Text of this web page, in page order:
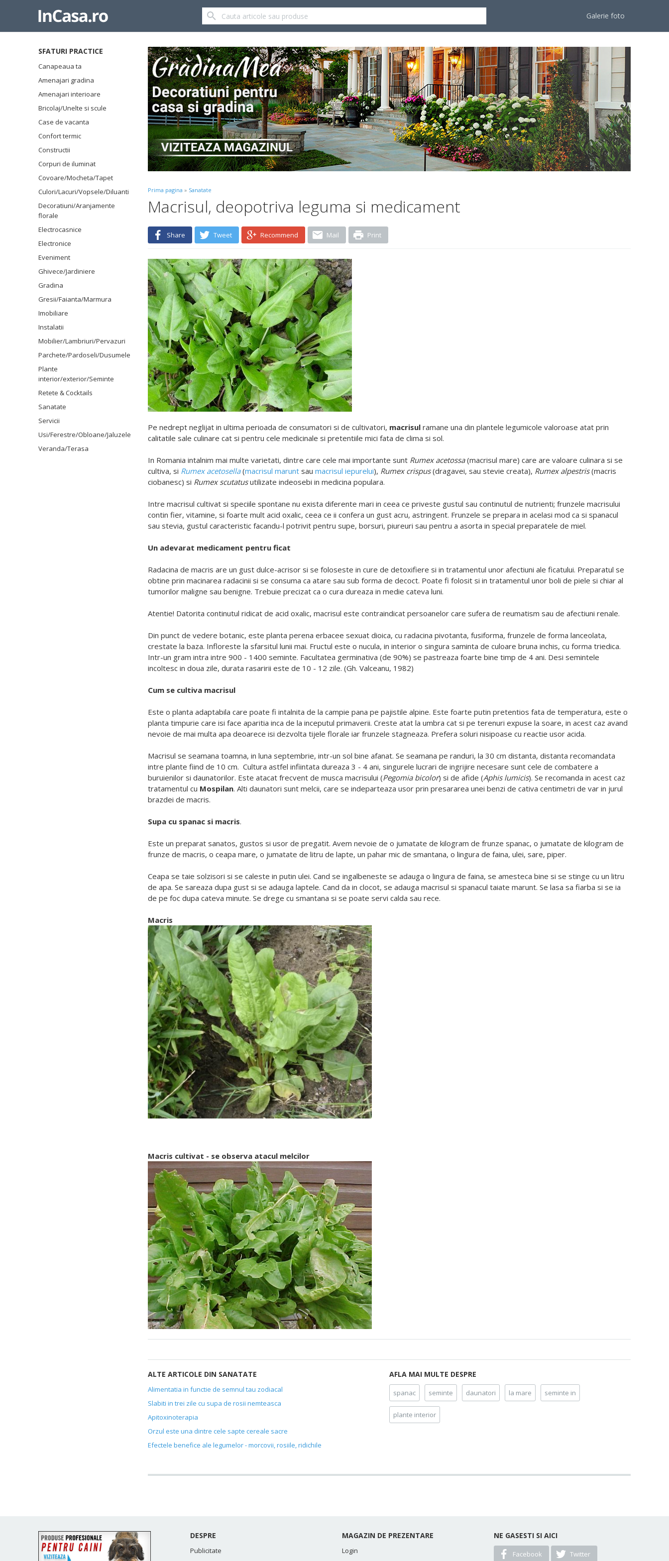
Galerie foto
SFATURI PRACTICE
Canapeaua ta
Amenajari gradina
Amenajari interioare
Bricolaj/Unelte si scule
Case de vacanta
Confort termic
Constructii
Corpuri de iluminat
Covoare/Mocheta/Tapet
Culori/Lacuri/Vopsele/Diluanti
Decoratiuni/Aranjamente
florale
Electrocasnice
Electronice
Eveniment
Ghivece/Jardiniere
Gradina
Gresii/Faianta/Marmura
Imobiliare
Instalatii
Mobilier/Lambriuri/Pervazuri
Parchete/Pardoseli/Dusumele
Plante
interior/exterior/Seminte
Retete & Cocktails
Sanatate
Servicii
Usi/Ferestre/Obloane/Jaluzele
Veranda/Terasa
Prima pagina » Sanatate
Macrisul, deopotriva leguma si medicament
Share Tweet Recommend Mail Print
Pe nedrept neglijat in ultima perioada de consumatori si de cultivatori, macrisul ramane una din plantele legumicole valoroase atat prin
calitatile sale culinare cat si pentru cele medicinale si pretentiile mici fata de clima si sol.
In Romania intalnim mai multe varietati, dintre care cele mai importante sunt Rumex acetossa(macrisul mare) care are valoare culinara si se
cultiva, si Rumex acetosella(macrisul marunt sau macrisul iepurelui), Rumex crispus(dragavei, sau stevie creata), Rumex alpestris(macris
ciobanesc) si Rumex scutatusutilizate indeosebi in medicina populara.
Intre macrisul cultivat si speciile spontane nu exista diferente mari in ceea ce priveste gustul sau continutul de nutrienti; frunzele macrisului
contin fier, vitamine, si foarte mult acid oxalic, ceea ce ii confera un gust acru, astringent. Frunzele se prepara in acelasi mod ca si spanacul
sau stevia, gustul caracteristic facandu-l potrivit pentru supe, borsuri, piureuri sau pentru a asorta in special preparatele de miel.
Un adevarat medicament pentru ficat
Radacina de macris are un gust dulce-acrisor si se foloseste in cure de detoxifiere si in tratamentul unor afectiuni ale ficatului. Preparatul se
obtine prin macinarea radacinii si se consuma ca atare sau sub forma de decoct. Poate fi folosit si in tratamentul unor boli de piele si chiar al
tumorilor maligne sau benigne. Trebuie precizat ca o cura dureaza in medie cateva luni.
Atentie! Datorita continutul ridicat de acid oxalic, macrisul este contraindicat persoanelor care sufera de reumatism sau de afectiuni renale.
Din punct de vedere botanic, este planta perena erbacee sexuat dioica, cu radacina pivotanta, fusiforma, frunzele de forma lanceolata,
crestate la baza. Infloreste la sfarsitul lunii mai. Fructul este o nucula, in interior o singura saminta de culoare bruna inchis, cu forma triedica.
Intr-un gram intra intre 900 - 1400 seminte. Facultatea germinativa (de 90%) se pastreaza foarte bine timp de 4 ani. Desi semintele
incoltesc in doua zile, durata rasaririi este de 10 - 12 zile. (Gh. Valceanu, 1982)
Cum se cultiva macrisul
Este o planta adaptabila care poate fi intalnita de la campie pana pe pajistile alpine. Este foarte putin pretentios fata de temperatura, este o
planta timpurie care isi face aparitia inca de la inceputul primaverii. Creste atat la umbra cat si pe terenuri expuse la soare, in acest caz avand
nevoie de mai multa apa deoarece isi dezvolta tijele florale iar frunzele stagneaza. Prefera soluri nisipoase cu reactie usor acida.
Macrisul se seamana toamna, in luna septembrie, intr-un sol bine afanat. Se seamana pe randuri, la 30 cm distanta, distanta recomandata
intre plante fiind de 10 cm. Cultura astfel infiintata dureaza 3 - 4 ani, singurele lucrari de ingrijire necesare sunt cele de combatere a
buruienilor si daunatorilor. Este atacat frecvent de musca macrisului (Pegomia bicolor) si de afide (Aphis lumicis). Se recomanda in acest caz
tratamentul cu Mospilan. Alti daunatori sunt melcii, care se indeparteaza usor prin presararea unei benzi de cativa centimetri de var in jurul
brazdei de macris.
Supa cu spanac si macris.
Este un preparat sanatos, gustos si usor de pregatit. Avem nevoie de o jumatate de kilogram de frunze spanac, o jumatate de kilogram de
frunze de macris, o ceapa mare, o jumatate de litru de lapte, un pahar mic de smantana, o lingura de faina, ulei, sare, piper.
Ceapa se taie solzisori si se caleste in putin ulei. Cand se ingalbeneste se adauga o lingura de faina, se amesteca bine si se stinge cu un litru
de apa. Se sareaza dupa gust si se adauga laptele. Cand da in clocot, se adauga macrisul si spanacul taiate marunt. Se lasa sa fiarba si se ia
de pe foc dupa cateva minute. Se drege cu smantana si se poate servi calda sau rece.
Macris
Macris cultivat - se observa atacul melcilor
ALTE ARTICOLE DIN SANATATE
Alimentatia in functie de semnul tau zodiacal
Slabiti in trei zile cu supa de rosii nemteasca
Apitoxinoterapia
Orzul este una dintre cele sapte cereale sacre
Efectele benefice ale legumelor - morcovii, rosiile, ridichile
AFLA MAI MULTE DESPRE
spanac seminte daunatori la mare seminte in
plante interior
DESPRE
Publicitate
MAGAZIN DE PREZENTARE
Login
NE GASESTI SI AICI
Facebook Twitter